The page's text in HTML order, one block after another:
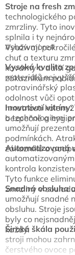
Stroje na fresh
technologického
zmrzliny. Tyto
splnila i ty
Využívají
chuť a texturu
kavárny a další
zákazníkům
#showmore#
Vysoká kvalita
materiálů
potravinářský
odolnost vůči
hmotnosti kolem
bezpečné a
Inovativní vitríny:
a technologiemi
umožňují
podmínkách.
zákazníků a
Automatizovaná
kontrola
Tyto funkce
zmrzliny v
Snadná obsluha
umožňují snadné
obsluhu. Stroje
byly co
každý.
Široká škála
stroji mohou
čerstvého ovoce